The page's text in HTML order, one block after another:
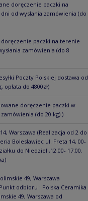
doręczenie paczki na
od wysłania zamówienia (do
doręczenie paczki na terenie
zamówienia (do 8
Poczty Polskiej dostawa od
opłata do 4800zł)
doręczenie paczki w
(do 20 kg).)
Warszawa (Realizacja od 2 do
Bolesławiec ul. Freta 14, 00-
do Niedzieli,12:00- 17:00.
49, Warszawa
odbioru : Polska Ceramika
49, Warszawa od